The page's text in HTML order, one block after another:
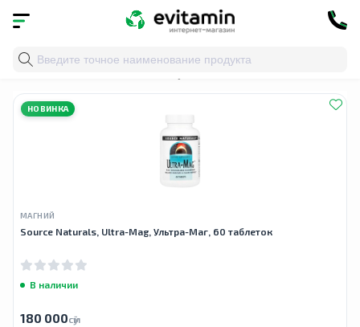
Главная » ультра-маг
НОВИНКА
МАГНИЙ
Source Naturals, Ultra-Mag, Ультра-Маг, 60 таблеток
В наличии
180 000сӯм